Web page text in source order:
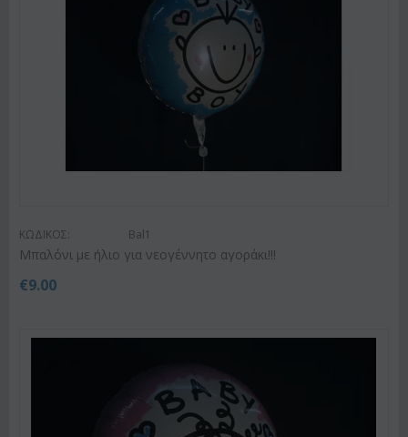
ΚΩΔΙΚΟΣ: Bal1
Μπαλόνι με ήλιο για νεογέννητο αγοράκι!!!
€9.00